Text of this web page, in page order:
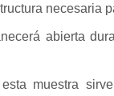
necesaria
abierta
muestra